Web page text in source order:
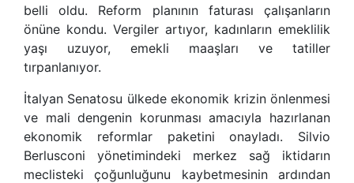
belli oldu. Reform planının faturası çalışanların
önüne kondu. Vergiler artıyor, kadınların emeklilik
yaşı uzuyor, emekli maaşları ve tatiller
tırpanlanıyor.
İtalyan Senatosu ülkede ekonomik krizin önlenmesi
ve mali dengenin korunması amacıyla hazırlanan
ekonomik reformlar paketini onayladı. Silvio
Berlusconi yönetimindeki merkez sağ iktidarın
meclisteki çoğunluğunu kaybetmesinin ardından